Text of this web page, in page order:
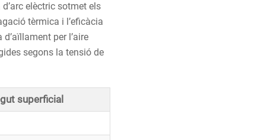
elèctric sotmet els
tèrmica i l’eficàcia
per l’aire
segons la tensió de
superficial